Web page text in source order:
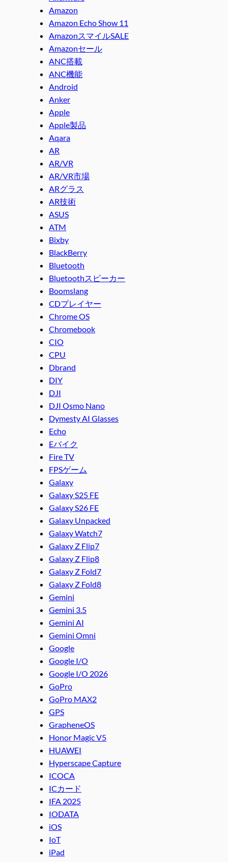
Amazon
Amazon Echo Show 11
AmazonスマイルSALE
Amazonセール
ANC搭載
ANC機能
Android
Anker
Apple
Apple製品
Aqara
AR
AR/VR
AR/VR市場
ARグラス
AR技術
ASUS
ATM
Bixby
BlackBerry
Bluetooth
Bluetoothスピーカー
Boomslang
CDプレイヤー
Chrome OS
Chromebook
CIO
CPU
Dbrand
DIY
DJI
DJI Osmo Nano
Dymesty AI Glasses
Echo
Eバイク
Fire TV
FPSゲーム
Galaxy
Galaxy S25 FE
Galaxy S26 FE
Galaxy Unpacked
Galaxy Watch7
Galaxy Z Flip7
Galaxy Z Flip8
Galaxy Z Fold7
Galaxy Z Fold8
Gemini
Gemini 3.5
Gemini AI
Gemini Omni
Google
Google I/O
Google I/O 2026
GoPro
GoPro MAX2
GPS
GrapheneOS
Honor Magic V5
HUAWEI
Hyperscape Capture
ICOCA
ICカード
IFA 2025
IODATA
iOS
IoT
iPad